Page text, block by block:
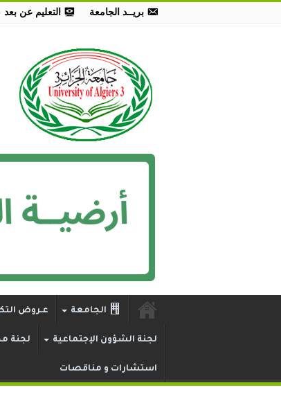
بريــد الجامعة التعليم عن بعد
الجامعة عـروض
لجنة الشؤون الإجتماعية لجنة
استشارات و مناقصات